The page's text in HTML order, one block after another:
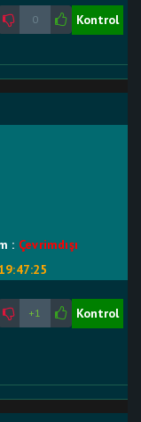
0 Kontrol
: Çevrimdışı
+1 Kontrol